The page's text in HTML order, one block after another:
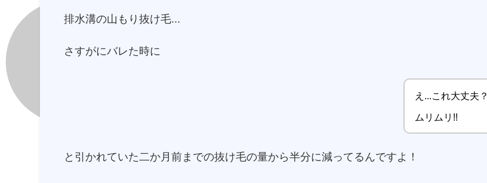
排水溝の山もり抜け毛...
さすがにバレた時に
え...これ大丈夫？
ムリムリ!!
と引かれていた二か月前までの抜け毛の量から半分に減ってるんですよ！